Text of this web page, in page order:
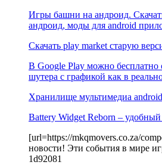
Игры башни на андроид.
андроид, моды для android
Скачать play market старую
В Google Play можно бесплатно
шутера с графикой как в
Хранилище мультимедиа android
Battery Widget Reborn –
[url=https://mkqmovers.co.za/
новости! Эти события в мире
1d92081